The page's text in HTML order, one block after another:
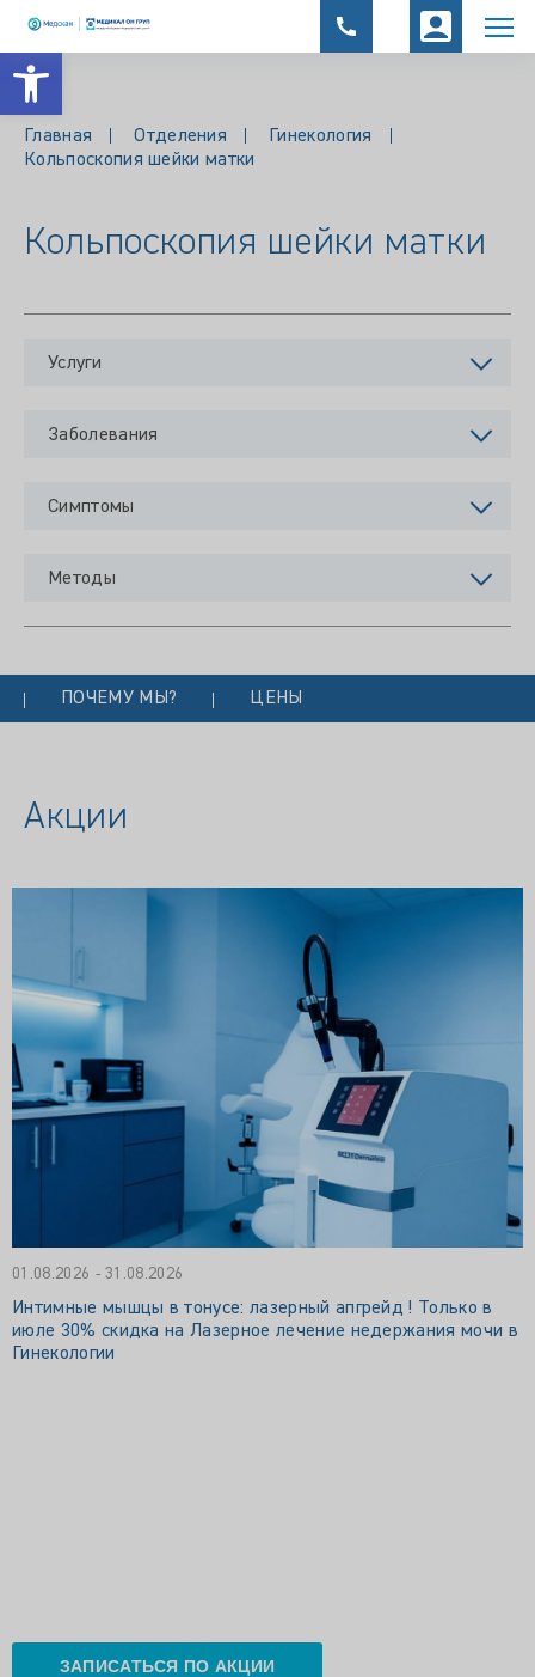
Открыть панель инструментов
Главная Отделения
Гинекология
Кольпоскопия шейки матки
Кольпоскопия шейки матки
Услуги
Заболевания
Симптомы
Методы
ПОЧЕМУ МЫ? ЦЕНЫ
Акции
01.08.2026 - 31.08.2026
Интимные мышцы в тонусе: лазерный апгрейд ! Только в
июле 30% скидка на Лазерное лечение недержания мочи в
Гинекологии
ЗАПИСАТЬСЯ ПО АКЦИИ